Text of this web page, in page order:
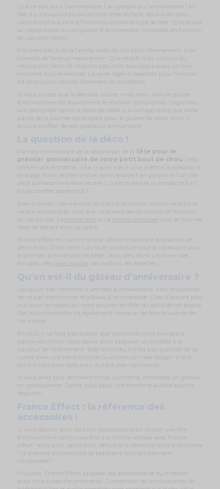
Que ce soit pour l’anniversaire 1 an garçon ou l’anniversaire 1 an
fille, il y a toujours plusieurs manières de faire. Vous avez donc
carte blanche quant à l’heure ou encore le type de fête. Que ce soit
un repas entier ou un goûter d’anniversaire, choisissez en fonction
de vos contraintes.
Par exemple, si de la famille vient de loin pour l’évènement, il est
conseillé de faire un repas entier. Que ce soit chez vous ou au
restaurant, l’endroit importe peu tant que vous passez un bon
moment tous ensemble. La seule règle à respecter pour l’endroit
est de pouvoir circuler librement en poussette.
Si vous voulez que la fête soit courte, mais bien, alors le goûter
d’anniversaire est assurément le meilleur compromis. Organisez
une petite fête après la sieste de bébé. L’avantage étant que cette
partie de la journée est propice pour le goûter de bébé. Ainsi, il
pourra profiter de son gâteau d’anniversaire.
La question de la déco !
Parlons maintenant de la décoration de la fête pour le
premier anniversaire de votre petit bout de chou
. Déjà,
concernant le thème, vous n’avez pas à vous mettre la pression à
ce stage. Ainsi, le thème d’un anniversaire 1 an garçon et 1 an fille
peut parfaitement être neutre ! La neutralité et la simplicité font
toujours effet après tout !
Bien entendu, rien ne vous empêche de choisir un thème pour le
rendre inoubliable. Sauf que vous allez devoir choisir en fonction
de vos invités. Le thème foot ou le thème princesse
sont de bonnes
idées de départ dans ce cadre.
France Effect est votre meilleur allié en matière d’accessoires de
décoration. Dans cette rubrique, vous avez tout le nécessaire pour
le premier anniversaire de bébé. Vous allez donc y trouver des
bougies, des
cakes topper , des ballons, les assiettes …
Qu’en est-il du gâteau d’anniversaire ?
Lorsqu’on fait référence à une fête d’anniversaire, il est impossible
de ne pas mentionner le gâteau d’anniversaire. C’est d’autant plus
vrai pour les bébés qui vont pouvoir profiter du goût de cet exquis.
Cet incontournable va également marquer les esprits auprès de
vos invités.
En plus, il ne faut pas oublier que vos invités vont prendre le
gâteau en photo. Vous devez donc préparer un modèle à la
hauteur de l’évènement. Bien entendu, il n’est pas question de se
ruiner avec une pièce montée ou encore un cake design. Il faut
donc le faire bien sans pour autant aller vers l’excès.
Si vous avez tout de même choisi un thème, choisissez un gâteau
en conséquence. Optez aussi pour une recette que bébé pourra
déguster.
France Effect : la référence des
accessoires !
Si vous désirez avoir les bons accessoires pour réussir une fête
d’anniversaire, alors vous êtes à la bonne adresse avec France
Effect. Vous avez, après tout, affaire à la référence dans le domaine
! Le premier anniversaire de bébé sera tout simplement
inoubliable !
En outre, France Effect propose des accessoires et du matériel
pour tous types d’évènements. Concernant les anniversaires, de